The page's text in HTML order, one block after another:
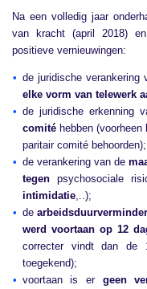
Na een volledig jaar
van kracht (april 2018)
positieve vernieuwingen:
de juridische verankering
elke vorm van telewerk
de juridische erkenning
comité hebben
paritair comité behoorden);
de verankering van de
tegen psychosociale
intimidatie ,..);
de
werd voortaan op 12
correcter vindt dan de
toegekend);
voortaan is er geen